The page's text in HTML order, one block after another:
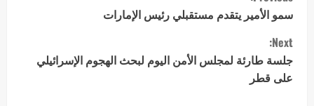
سمو الأمير يتقدم مستقبلي رئيس الإمارات
Next:
جلسة طارئة لمجلس الأمن اليوم لبحث الهجوم الإسرائيلي
على قطر